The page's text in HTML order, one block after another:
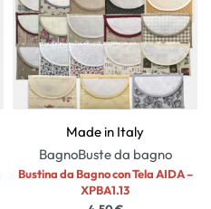
Made in Italy
BagnoBuste da bagno
Bustina da Bagno con Tela AIDA –
XPBA1.13